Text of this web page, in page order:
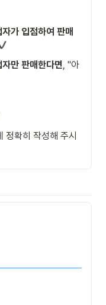
가 입점하여 판매
만 판매한다면 , "아
정확히 작성해 주시